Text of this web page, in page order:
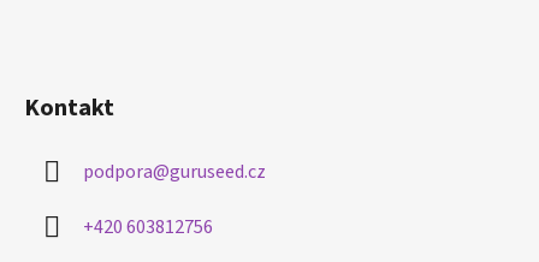
Kontakt
podpora@guruseed.cz
+420 603812756